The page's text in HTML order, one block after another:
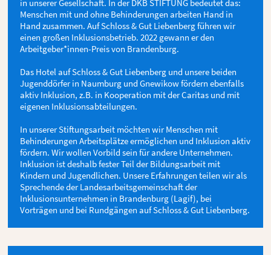
in unserer Gesellschaft. In der DKB STIFTUNG bedeutet das:
Menschen mit und ohne Behinderungen arbeiten Hand in
Hand zusammen. Auf Schloss & Gut Liebenberg führen wir
einen großen Inklusionsbetrieb. 2022 gewann er den
Arbeitgeber*innen-Preis von Brandenburg.
Das Hotel auf Schloss & Gut Liebenberg und unsere beiden
Jugenddörfer in Naumburg und Gnewikow fördern ebenfalls
aktiv Inklusion, z.B. in Kooperation mit der Caritas und mit
eigenen Inklusionsabteilungen.
In unserer Stiftungsarbeit möchten wir Menschen mit
Behinderungen Arbeitsplätze ermöglichen und Inklusion aktiv
fördern. Wir wollen Vorbild sein für andere Unternehmen.
Inklusion ist deshalb fester Teil der Bildungsarbeit mit
Kindern und Jugendlichen. Unsere Erfahrungen teilen wir als
Sprechende der Landesarbeitsgemeinschaft der
Inklusionsunternehmen in Brandenburg (Lagif), bei
Vorträgen und bei Rundgängen auf Schloss & Gut Liebenberg.